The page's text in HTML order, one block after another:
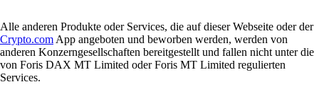
Alle anderen Produkte oder Services, die auf dieser Webseite oder der
Crypto.com App angeboten und beworben werden, werden von
anderen Konzerngesellschaften bereitgestellt und fallen nicht unter die
von Foris DAX MT Limited oder Foris MT Limited regulierten
Services.